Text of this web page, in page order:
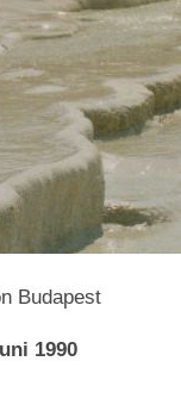
Budapest
1990